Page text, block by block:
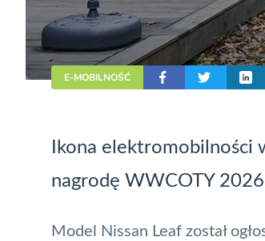
E-MOBILNOŚĆ
Ikona elektromobilności
nagrodę WWCOTY 2026
Model Nissan Leaf został